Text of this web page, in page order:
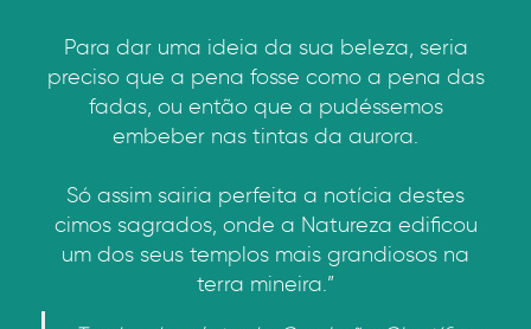
Para dar uma ideia da sua beleza, seria
preciso que a pena fosse como a pena das
fadas, ou então que a pudéssemos
embeber nas tintas da aurora.
Só assim sairia perfeita a notícia destes
cimos sagrados, onde a Natureza edificou
um dos seus templos mais grandiosos na
terra mineira.”